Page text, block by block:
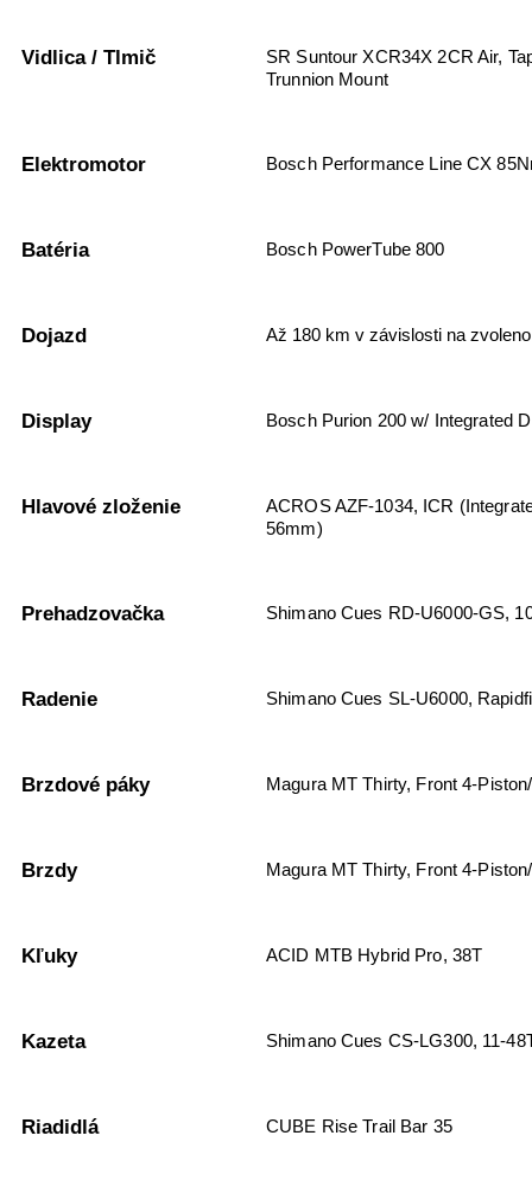
Vidlica / Tlmič
SR Suntour XCR34X 2CR Air,
Trunnion Mount
Elektromotor Bosch Performance Line CX
Batéria Bosch PowerTube 800
Dojazd Až 180 km v závislosti na
Display Bosch Purion 200 w/ Integrated
Hlavové zloženie
ACROS AZF-1034, ICR
56mm)
Prehadzovačka Shimano Cues RD-U6000-GS,
Radenie Shimano Cues SL-U6000,
Brzdové páky Magura MT Thirty, Front 4-
Brzdy Magura MT Thirty, Front 4-
Kľuky ACID MTB Hybrid Pro, 38T
Kazeta Shimano Cues CS-LG300, 11-
Riadidlá CUBE Rise Trail Bar 35